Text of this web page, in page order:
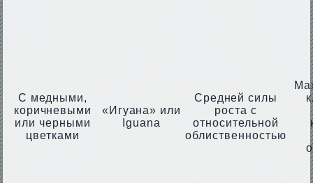
С медными,
коричневыми
или черными
цветками
«Игуана» или
Iguana
Средней силы
роста с
относительной
облиственностью